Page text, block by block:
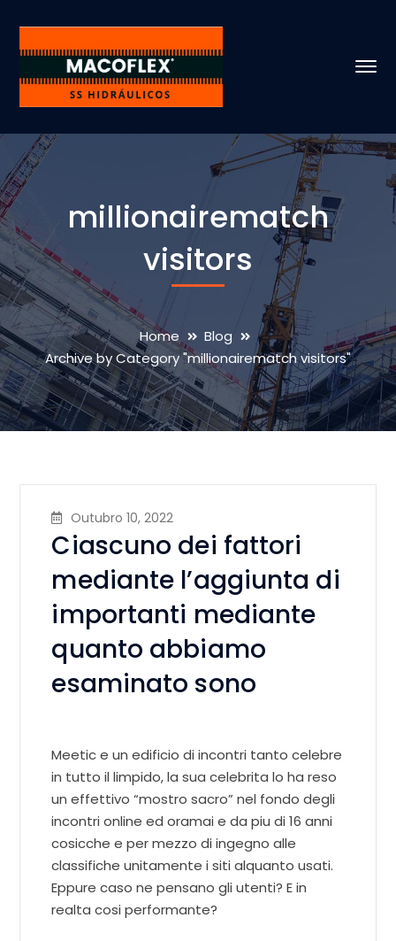
millionairematch
visitors
Home
Blog
Archive by Category "millionairematch visitors"
Outubro 10, 2022
Ciascuno dei fattori
mediante l’aggiunta di
importanti mediante
quanto abbiamo
esaminato sono
Meetic e un edificio di incontri tanto celebre
in tutto il limpido, la sua celebrita lo ha reso
un effettivo “mostro sacro” nel fondo degli
incontri online ed oramai e da piu di 16 anni
cosicche e per mezzo di ingegno alle
classifiche unitamente i siti alquanto usati.
Eppure caso ne pensano gli utenti? E in
realta cosi performante?